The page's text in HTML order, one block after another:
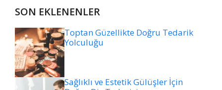
SON EKLENENLER
Toptan Güzellikte Doğru Tedarik
Yolculuğu
Sağlıklı ve Estetik Gülüşler İçin